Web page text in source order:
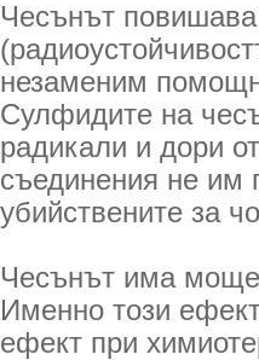
Чесънът повишава
незаменим
Сулфидите на
радикали и дори
съединения не им
убийствените за
Чесънът има
Именно този
ефект при